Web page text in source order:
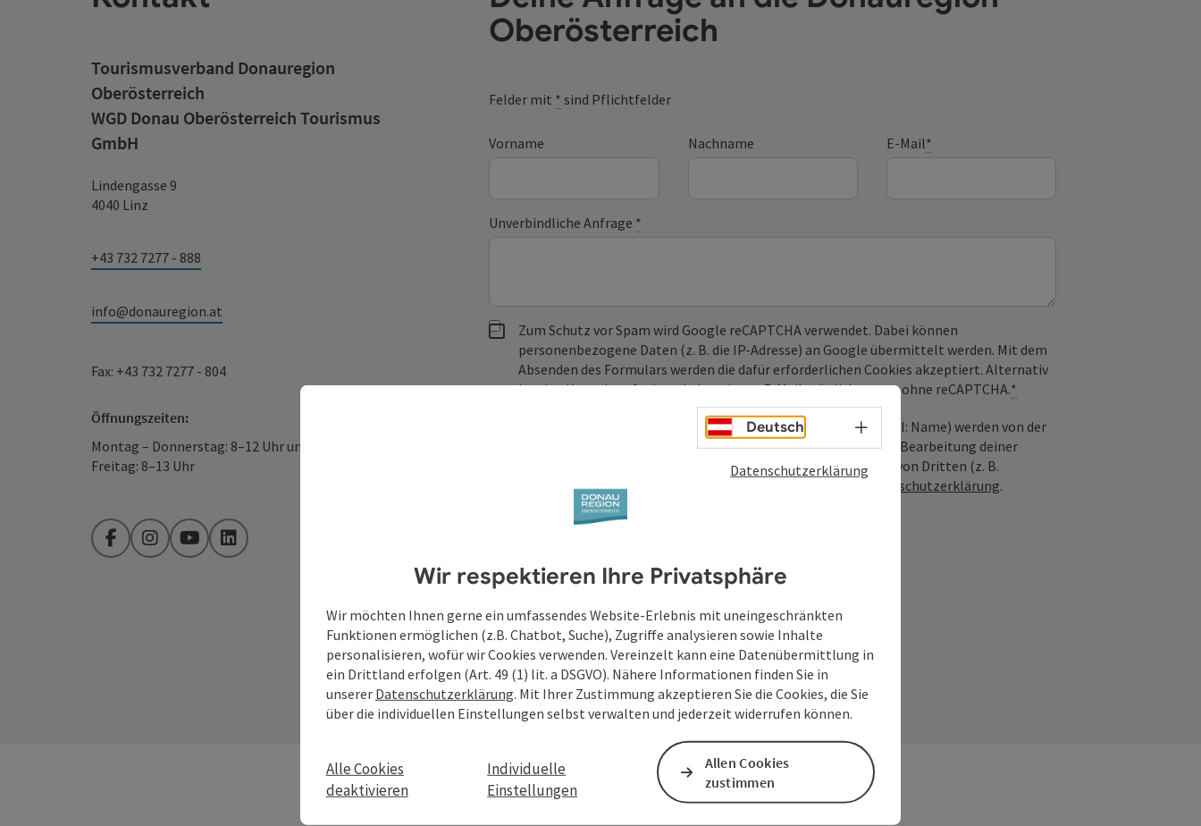
Tourismusverband Donauregion
Oberösterreich
WGD Donau Oberösterreich Tourismus
GmbH
Lindengasse 9
4040 Linz
+43 732 7277 - 888
info@donauregion.at
Fax: +43 732 7277 - 804
Öffnungszeiten:
Montag – Donnerstag: 8–12 Uhr und 13–16 Uhr
Freitag: 8–13 Uhr
FacebookInstagramYouTubeLinkedIn
Oberösterreich
Felder mit * sind Pflichtfelder
Vorname Nachname E-Mail*
Unverbindliche Anfrage *
Zum Schutz vor Spam wird Google reCAPTCHA verwendet. Dabei können
personenbezogene Daten (z. B. die IP-Adresse) an Google übermittelt werden. Mit dem
Absenden des Formulars werden die dafür erforderlichen Cookies akzeptiert. Alternativ
ist eine Kontaktaufnahme jederzeit per E-Mail möglich – ganz ohne reCAPTCHA.*
Deine bekannt gegebenen Daten (E-Mail-Adresse, Anfrage; optional: Name) werden von der
WGD Donau Oberösterreich Tourismus GmbH ausschließlich für die Bearbeitung deiner
Anfrage verwendet und nur dann weitergegeben, wenn die Anfrage von Dritten (z. B.
touristische Leistungsträger) zu beantworten ist. Siehe auch
Datenschutzerklärung.
Deutsch Sprachwahl - Menü öffnen
Datenschutzerklärung
Wir respektieren Ihre Privatsphäre
Wir möchten Ihnen gerne ein umfassendes Website-Erlebnis mit uneingeschränkten
Funktionen ermöglichen (z.B. Chatbot, Suche), Zugriffe analysieren sowie Inhalte
personalisieren, wofür wir Cookies verwenden. Vereinzelt kann eine Datenübermittlung in
ein Drittland erfolgen (Art. 49 (1) lit. a DSGVO). Nähere Informationen finden Sie in
unserer Datenschutzerklärung. Mit Ihrer Zustimmung akzeptieren Sie die Cookies, die Sie
über die individuellen Einstellungen selbst verwalten und jederzeit widerrufen können.
Alle Cookies
deaktivieren
Individuelle
Einstellungen
Allen Cookies
zustimmen